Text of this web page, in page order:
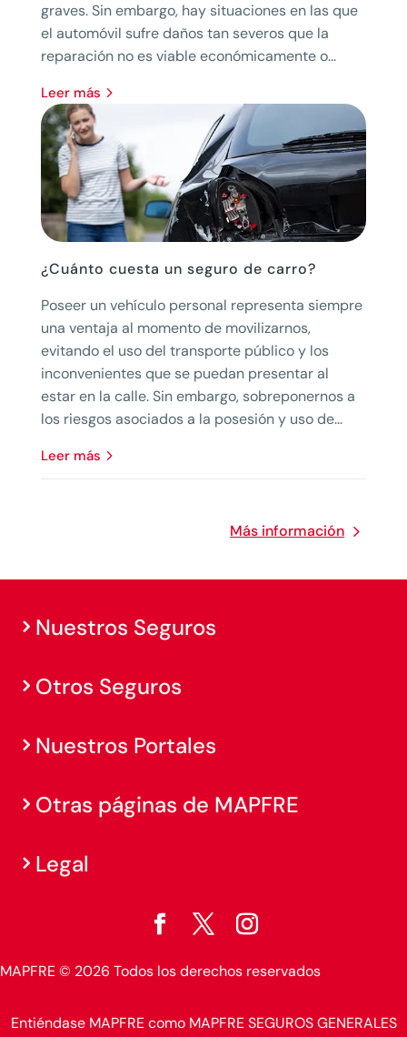
graves. Sin embargo, hay situaciones en las que
el automóvil sufre daños tan severos que la
reparación no es viable económicamente o...
leer más
¿Cuánto cuesta un seguro de carro?
Poseer un vehículo personal representa siempre
una ventaja al momento de movilizarnos,
evitando el uso del transporte público y los
inconvenientes que se puedan presentar al
estar en la calle. Sin embargo, sobreponernos a
los riesgos asociados a la posesión y uso de...
leer más
Más información
Nuestros Seguros
Otros Seguros
Nuestros Portales
Otras páginas de MAPFRE
Legal
MAPFRE © 2026 Todos los derechos reservados
Entiéndase MAPFRE como MAPFRE SEGUROS GENERALES